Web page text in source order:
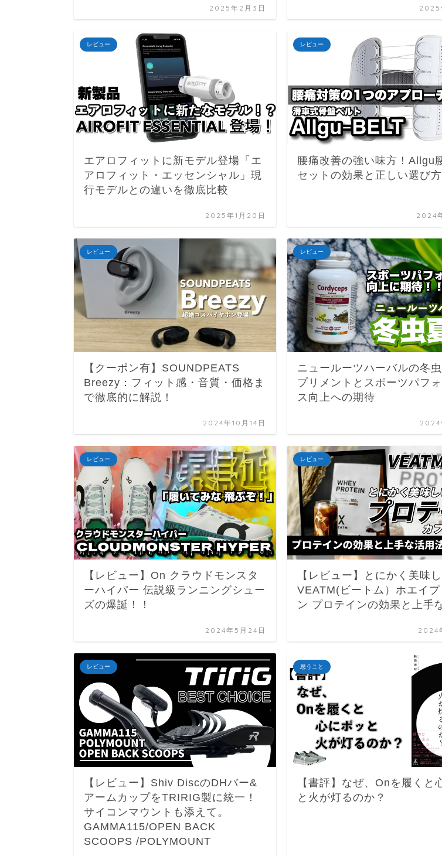
2025年2月3日 2025
レビュー
エアロフィットに新モデル登場「エ
アロフィット・エッセンシャル」現
行モデルとの違いを徹底比較
2025年1月20日
レビュー
腰痛改善の強い味方！Allgu
セットの効果と正しい選び
2024
レビュー
【クーポン有】SOUNDPEATS
Breezy：フィット感・音質・価格ま
で徹底的に解説！
2024年10月14日
レビュー
ニュールーツハーバルの冬
プリメントとスポーツパフ
ス向上への期待
2024
レビュー
【レビュー】On クラウドモンスタ
ーハイパー 伝説級ランニングシュー
ズの爆誕！！
2024年5月24日
レビュー
【レビュー】とにかく美味
VEATM(ビートム）ホエイプ
ン プロテインの効果と上手
2024
レビュー
【レビュー】Shiv DiscのDHバー&
アームカップをTRIRIG製に統一！
サイコンマウントも添えて。
GAMMA115/OPEN BACK
SCOOPS /POLYMOUNT
思うこと
【書評】なぜ、Onを履くと
と火が灯るのか？